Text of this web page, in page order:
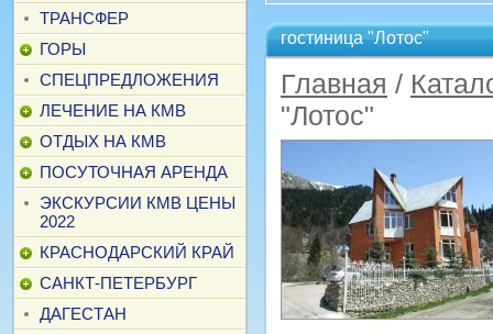
ТРАНСФЕР
ГОРЫ
СПЕЦПРЕДЛОЖЕНИЯ
ЛЕЧЕНИЕ НА КМВ
ОТДЫХ НА КМВ
ПОСУТОЧНАЯ АРЕНДА
ЭКСКУРСИИ КМВ ЦЕНЫ
2022
КРАСНОДАРСКИЙ КРАЙ
САНКТ-ПЕТЕРБУРГ
ДАГЕСТАН
гостиница "Лотос"
Главная /
"Лотос"